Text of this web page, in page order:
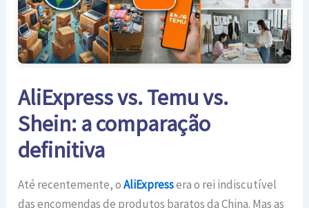
AliExpress vs. Temu vs.
Shein: a comparação
definitiva
Até recentemente, oAliExpressera o rei indiscutível
das encomendas de produtos baratos da China. Mas as